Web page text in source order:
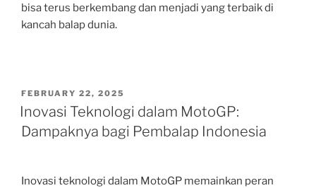
bisa terus berkembang dan menjadi yang terbaik di
kancah balap dunia.
POSTED
ON
FEBRUARY 22, 2025
Inovasi Teknologi dalam MotoGP:
Dampaknya bagi Pembalap Indonesia
Inovasi teknologi dalam MotoGP memainkan peran